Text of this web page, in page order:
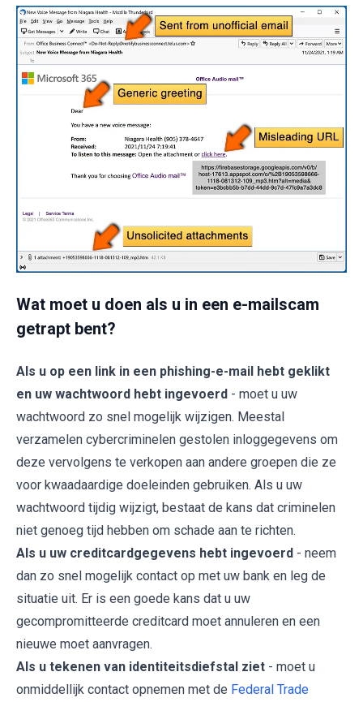
Wat moet u doen als u in een e-mailscam
getrapt bent?
Als u op een link in een phishing-e-mail hebt geklikt
en uw wachtwoord hebt ingevoerd - moet u uw
wachtwoord zo snel mogelijk wijzigen. Meestal
verzamelen cybercriminelen gestolen inloggegevens om
deze vervolgens te verkopen aan andere groepen die ze
voor kwaadaardige doeleinden gebruiken. Als u uw
wachtwoord tijdig wijzigt, bestaat de kans dat criminelen
niet genoeg tijd hebben om schade aan te richten.
Als u uw creditcardgegevens hebt ingevoerd - neem
dan zo snel mogelijk contact op met uw bank en leg de
situatie uit. Er is een goede kans dat u uw
gecompromitteerde creditcard moet annuleren en een
nieuwe moet aanvragen.
Als u tekenen van identiteitsdiefstal ziet - moet u
onmiddellijk contact opnemen met de Federal Trade